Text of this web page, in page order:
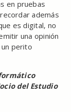
en pruebas
además
es digital, no
una opinión
perito
del Estudio